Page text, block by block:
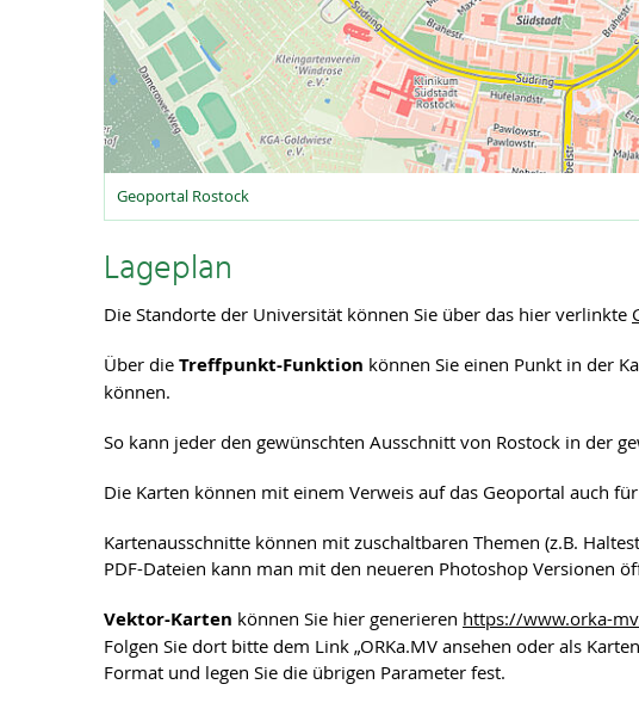
Geoportal Rostock
Lageplan
Die Standorte der Universität können Sie über das hier verlinkte
Über die Treffpunkt-Funktion können Sie einen Punkt in der
können.
So kann jeder den gewünschten Ausschnitt von Rostock in der
Die Karten können mit einem Verweis auf das Geoportal auch
Kartenausschnitte können mit zuschaltbaren Themen (z.B.
PDF-Dateien kann man mit den neueren Photoshop Versionen
Vektor-Karten können Sie hier generieren https://www.orka-
Folgen Sie dort bitte dem Link „ORKa.MV ansehen oder als
Format und legen Sie die übrigen Parameter fest.